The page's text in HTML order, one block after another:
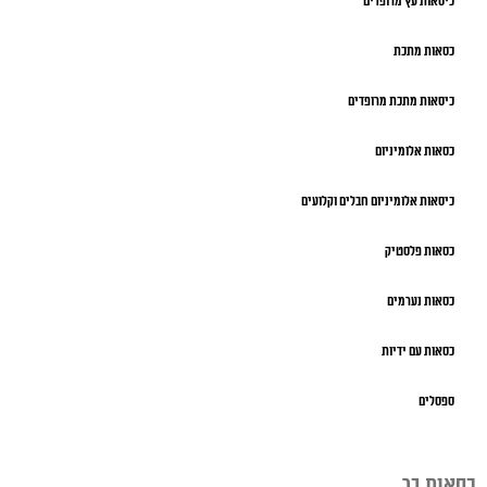
כסאות מתכת
כיסאות מתכת מרופדים
כסאות אלומיניום
כיסאות אלומיניום חבלים וקלועים
כסאות פלסטיק
כסאות נערמים
כסאות עם ידיות
ספסלים